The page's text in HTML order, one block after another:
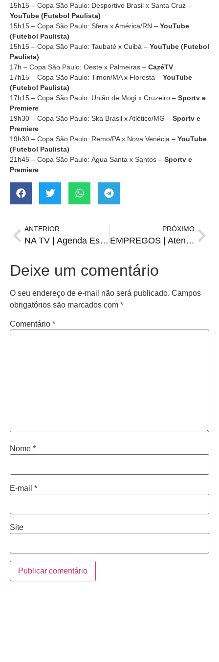
15h15 – Copa São Paulo: Desportivo Brasil x Santa Cruz –
YouTube (Futebol Paulista)
15h15 – Copa São Paulo: Sfera x América/RN – YouTube
(Futebol Paulista)
15h15 – Copa São Paulo: Taubaté x Cuibá – YouTube (Futebol
Paulista)
17h – Copa São Paulo: Oeste x Palmeiras – CazéTV
17h15 – Copa São Paulo: Timon/MA x Floresta – YouTube
(Futebol Paulista)
17h15 – Copa São Paulo: União de Mogi x Cruzeiro – Sportv e
Premiere
19h30 – Copa São Paulo: Ska Brasil x Atlético/MG – Sportv e
Premiere
19h30 – Copa São Paulo: Remo/PA x Nova Venécia – YouTube
(Futebol Paulista)
21h45 – Copa São Paulo: Água Santa x Santos – Sportv e
Premiere
ANTERIOR
NA TV | Agenda Esportiva de Terça, 9 de janeiro
PRÓXIMO
EMPREGOS | Atendente de loja, confeiteira e outras vagas da FGTAS/Sine para quarta-feira
Deixe um comentário
O seu endereço de e-mail não será publicado. Campos
obrigatórios são marcados com *
Comentário *
Nome *
E-mail *
Site